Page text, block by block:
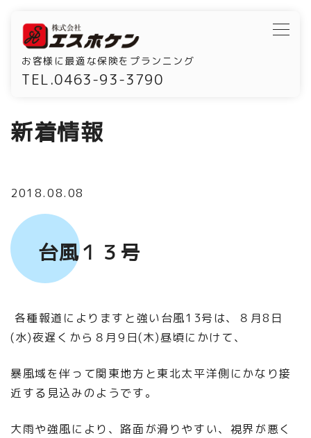
お客様に最適な保険をプランニング
TEL.0463-93-3790
新着情報
2018.08.08
台風１３号
各種報道によりますと強い台風13号は、８月8日
(水)夜遅くから８月9日(木)昼頃にかけて、
暴風域を伴って関東地方と東北太平洋側にかなり接
近する見込みのようです。
大雨や強風により、路面が滑りやすい、視界が悪く